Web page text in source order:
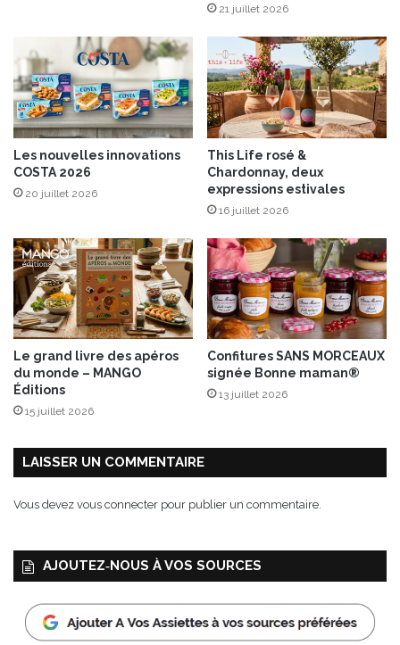
e
b
l
o
c
h
o
n
21 juillet 2026
Les nouvelles innovations
COSTA 2026
20 juillet 2026
This Life rosé &
Chardonnay, deux
expressions estivales
16 juillet 2026
Le grand livre des apéros
du monde – MANGO
Éditions
15 juillet 2026
Confitures SANS MORCEAUX
signée Bonne maman®
13 juillet 2026
LAISSER UN COMMENTAIRE
Vous devez vous connecter pour publier un commentaire.
AJOUTEZ‑NOUS À VOS SOURCES